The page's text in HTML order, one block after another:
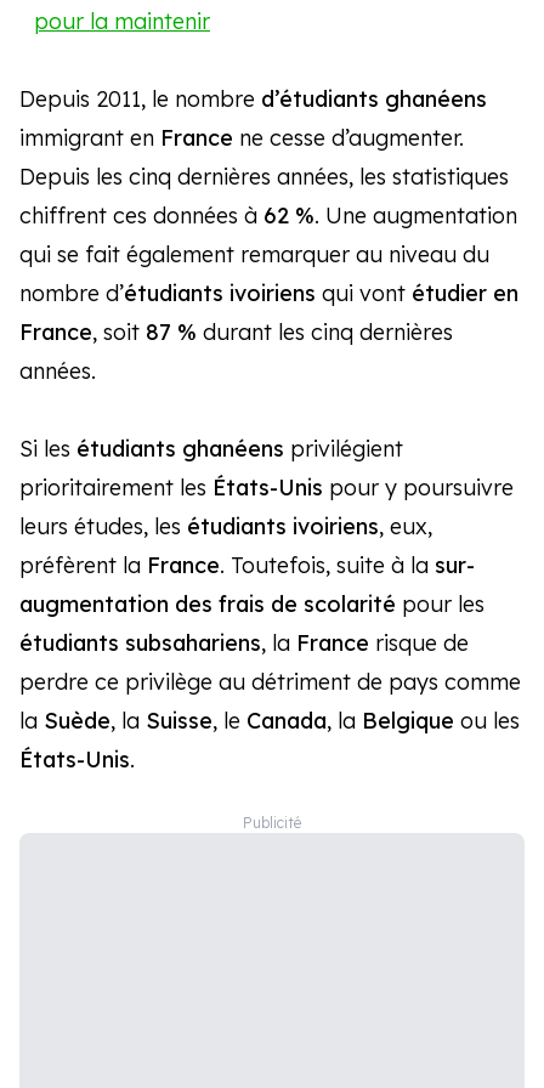
Depuis 2011, le nombre d’étudiants ghanéens
immigrant en France ne cesse d’augmenter.
Depuis les cinq dernières années, les statistiques
chiffrent ces données à 62 %. Une augmentation
qui se fait également remarquer au niveau du
nombre d’étudiants ivoiriens qui vont étudier en
France, soit 87 % durant les cinq dernières
années.
Si les étudiants ghanéens privilégient
prioritairement les États-Unis pour y poursuivre
leurs études, les étudiants ivoiriens, eux,
préfèrent la France. Toutefois, suite à la sur-
augmentation des frais de scolarité pour les
étudiants subsahariens, la France risque de
perdre ce privilège au détriment de pays comme
la Suède, la Suisse, le Canada, la Belgique ou les
États-Unis.
pour la maintenir